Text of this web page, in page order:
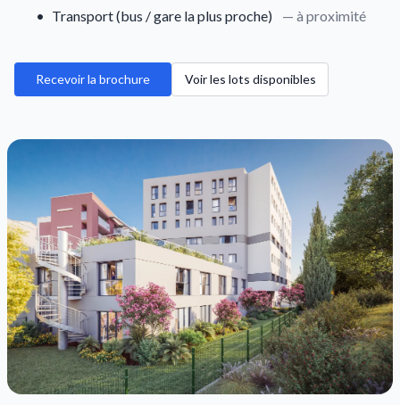
• Transport (bus / gare la plus proche) — à proximité
Recevoir la brochure Voir les lots disponibles